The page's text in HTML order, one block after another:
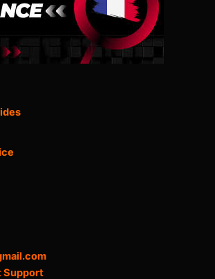
Support